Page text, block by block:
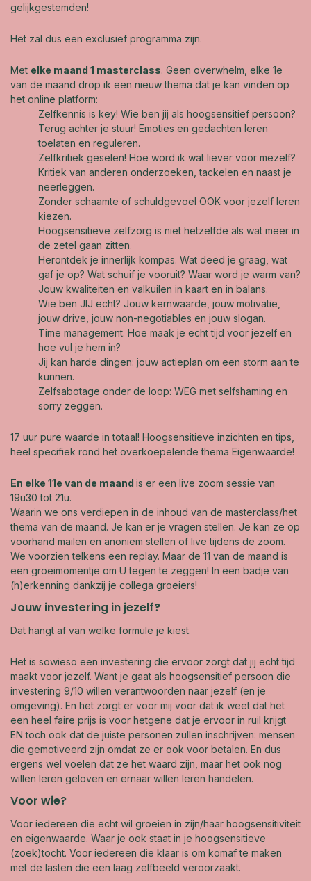
gelijkgestemden!
Het zal dus een exclusief programma zijn.
Met elke maand 1 masterclass. Geen overwhelm, elke 1e
van de maand drop ik een nieuw thema dat je kan vinden op
het online platform:
Zelfkennis is key! Wie ben jij als hoogsensitief persoon?
Terug achter je stuur! Emoties en gedachten leren
toelaten en reguleren.
Zelfkritiek geselen! Hoe word ik wat liever voor mezelf?
Kritiek van anderen onderzoeken, tackelen en naast je
neerleggen.
Zonder schaamte of schuldgevoel OOK voor jezelf leren
kiezen.
Hoogsensitieve zelfzorg is niet hetzelfde als wat meer in
de zetel gaan zitten.
Herontdek je innerlijk kompas. Wat deed je graag, wat
gaf je op? Wat schuif je vooruit? Waar word je warm van?
Jouw kwaliteiten en valkuilen in kaart en in balans.
Wie ben JIJ echt? Jouw kernwaarde, jouw motivatie,
jouw drive, jouw non-negotiables en jouw slogan.
Time management. Hoe maak je echt tijd voor jezelf en
hoe vul je hem in?
Jij kan harde dingen: jouw actieplan om een storm aan te
kunnen.
Zelfsabotage onder de loop: WEG met selfshaming en
sorry zeggen.
17 uur pure waarde in totaal! Hoogsensitieve inzichten en tips,
heel specifiek rond het overkoepelende thema Eigenwaarde!
En elke 11e van de maand is er een live zoom sessie van
19u30 tot 21u.
Waarin we ons verdiepen in de inhoud van de masterclass/het
thema van de maand. Je kan er je vragen stellen. Je kan ze op
voorhand mailen en anoniem stellen of live tijdens de zoom.
We voorzien telkens een replay. Maar de 11 van de maand is
een groeimomentje om U tegen te zeggen! In een badje van
(h)erkenning dankzij je collega groeiers!
Jouw investering in jezelf?
Dat hangt af van welke formule je kiest.
Het is sowieso een investering die ervoor zorgt dat jij echt tijd
maakt voor jezelf. Want je gaat als hoogsensitief persoon die
investering 9/10 willen verantwoorden naar jezelf (en je
omgeving). En het zorgt er voor mij voor dat ik weet dat het
een heel faire prijs is voor hetgene dat je ervoor in ruil krijgt
EN toch ook dat de juiste personen zullen inschrijven: mensen
die gemotiveerd zijn omdat ze er ook voor betalen. En dus
ergens wel voelen dat ze het waard zijn, maar het ook nog
willen leren geloven en ernaar willen leren handelen.
Voor wie?
Voor iedereen die echt wil groeien in zijn/haar hoogsensitiviteit
en eigenwaarde. Waar je ook staat in je hoogsensitieve
(zoek)tocht. Voor iedereen die klaar is om komaf te maken
met de lasten die een laag zelfbeeld veroorzaakt.